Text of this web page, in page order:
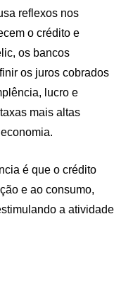
reflexos nos
o crédito e
os bancos
os juros cobrados
lucro e
mais altas
é que o crédito
e ao consumo,
a atividade